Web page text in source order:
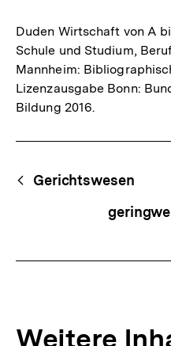
Duden Wirtschaft von A
Schule und Studium,
Mannheim:
Lizenzausgabe Bonn:
Bildung 2016.
Content-
Navigation
Gerichtswesen
Weitere